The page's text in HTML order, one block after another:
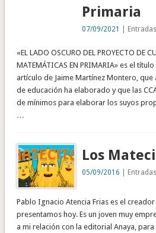
Primaria
07/09/2021 |
«EL LADO OSCURO DEL PROYECTO DE
MATEMÁTICAS EN PRIMARIA» es el
artículo de Jaime Martínez Montero,
de educación ha elaborado y que las
de mínimos para elaborar los suyos
…
Los
05/09/2016 |
Pablo Ignacio Atencia Frias es el
presentamos hoy. Es un joven muy
a mi relación con la editorial Anaya,